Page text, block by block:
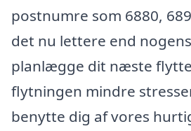
postnumre som 6880,
det nu lettere end
planlægge dit næste
flytningen mindre
benytte dig af vores